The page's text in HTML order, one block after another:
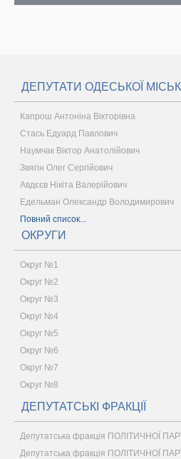
ДЕПУТАТИ ОДЕСЬКОЇ
Капрош Антоніна Вікторівна
Стась Едуард Павлович
Наумчак Віктор Анатолійович
Звягін Олег Сергійович
Авдєєв Нікіта Валерійович
Едельман Олександр Володимирович
Повний список...
ОКРУГИ
Округ №1
Округ №2
Округ №3
Округ №4
Округ №5
Округ №6
Округ №7
Округ №8
ДЕПУТАТСЬКІ ФРАКЦІЇ
Депутатська фракція ПОЛІТИЧНОЇ
Депутатська фракція ПОЛІТИЧНОЇ